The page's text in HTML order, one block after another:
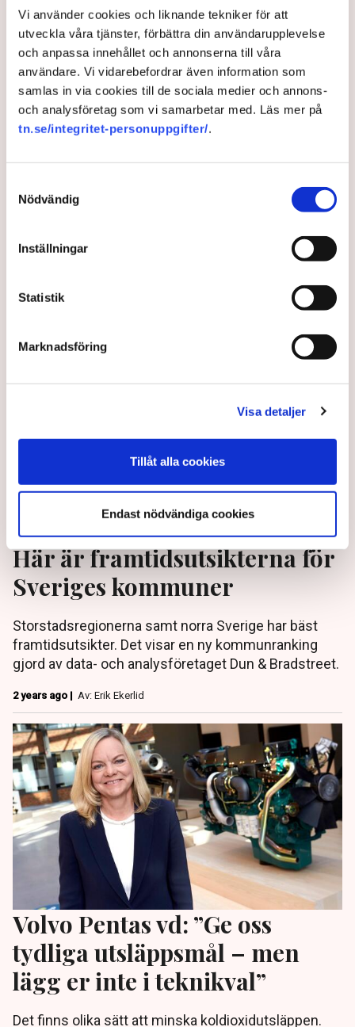
Vi använder cookies och liknande tekniker för att
utveckla våra tjänster, förbättra din användarupplevelse
och anpassa innehållet och annonserna till våra
användare. Vi vidarebefordrar även information som
samlas in via cookies till de sociala medier och annons-
och analysföretag som vi samarbetar med. Läs mer på
tn.se/integritet-personuppgifter/.
Nödvändig
Inställningar
Statistik
Marknadsföring
Visa detaljer
Tillåt alla cookies
Endast nödvändiga cookies
Cyberattacker hotar Sveriges
livsmedelssäkerhet
Svenska bönder är ett mål för cyberattacker, vilket
kan få allvarliga konsekvenser för landets
docent i cybersäkerhet, till Di.
Här är framtidsutsikterna för
Sveriges kommuner
Storstadsregionerna samt norra Sverige har bäst
framtidsutsikter. Det visar en ny kommunranking
gjord av data- och analysföretaget Dun & Bradstreet.
2 years ago | Av: Erik Ekerlid
Volvo Pentas vd: ”Ge oss
tydliga utsläppsmål – men
lägg er inte i teknikval”
Det finns olika sätt att minska koldioxidutsläppen.